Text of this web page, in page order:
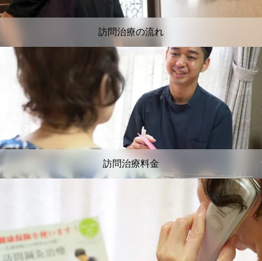
訪問治療の流れ
訪問治療料金